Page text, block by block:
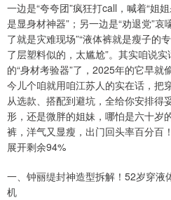
一边是“夸夸团”疯狂打call，喊着“姐
是显身材神器”；另一边是“劝退党”
了就是灾难现场”“液体裤就是瘦子的
了层塑料似的，太尴尬”。其实咱说
的“身材考验器”了，2025年的它早就
今儿个咱就用咱江苏人的实在话，把
从选款、搭配到避坑，全给你安排得
形，还是微胖的姐妹，哪怕是六十岁
裤，洋气又显瘦，出门回头率百分百！
展开剩余94%
一、钟丽缇封神造型拆解！52岁穿液
机